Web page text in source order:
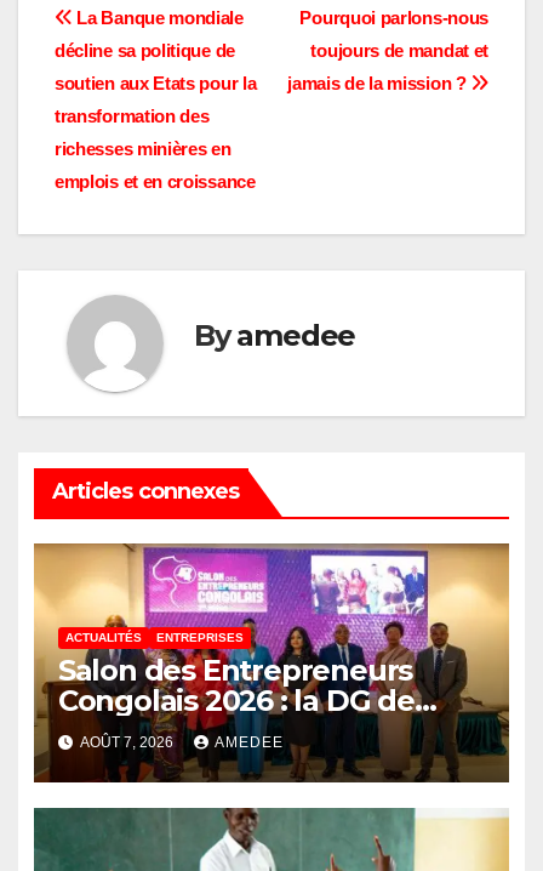
Navigation
de
l’article
Pourquoi parlons-nous
toujours de mandat et
jamais de la mission ?
La Banque mondiale
décline sa politique de
soutien aux Etats pour la
transformation des
richesses minières en
emplois et en croissance
Byamedee
Articles connexes
ACTUALITÉS ENTREPRISES
Salon des Entrepreneurs
Congolais 2026 : la DG de
l’ANAPI Rachel PUNGU
mobilise les investisseurs
autour de l’ambition d’une
RDC, destination phare de
l’investissement en Afrique
AOÛT 7, 2026 AMEDEE